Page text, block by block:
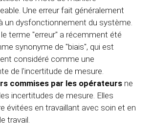
Une erreur fait généralement
un dysfonctionnement du système.
terme "erreur" a récemment été
synonyme de "biais", qui est
considéré comme une
de l'incertitude de mesure.
commises par les opérateurs ne
incertitudes de mesure. Elles
évitées en travaillant avec soin et en
travail.